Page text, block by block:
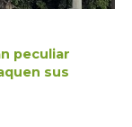
peculiar
sus